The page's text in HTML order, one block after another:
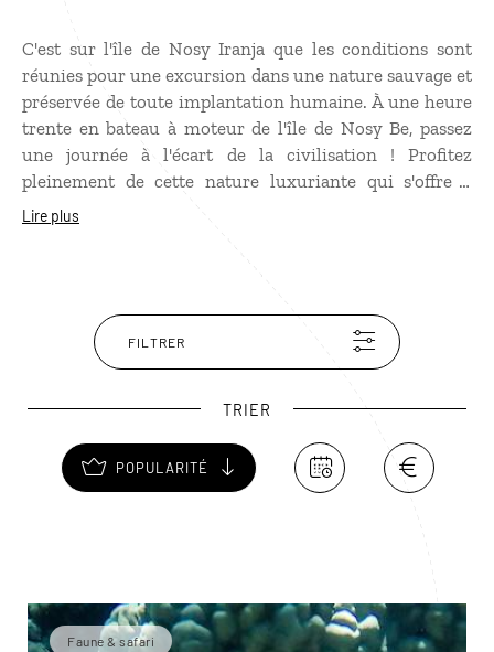
C'est sur l'île de Nosy Iranja que les conditions sont
réunies pour une excursion dans une nature sauvage et
préservée de toute implantation humaine. À une heure
trente en bateau à moteur de l'île de Nosy Be, passez
une journée à l'écart de la civilisation ! Profitez
pleinement de cette nature luxuriante qui s'offre à
vous, bordée d'une eau turquoise et chaude, propice à la
l'obscurité.
Lire plus
FILTRER
TRIER
POPULARITÉ
Faune & safari